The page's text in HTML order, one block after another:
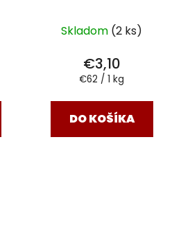
Skladom (2 ks)
€3,10
Jednotková
€62 / 1 kg
DO KOŠÍKA